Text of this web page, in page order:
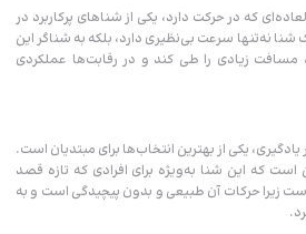
که در حرکت دارد، یکی از شناهای پرکاربرد در
نه‌تنها سرعت بی‌نظیری دارد، بلکه به شناگر این
مسافت زیادی را طی کند و در رقابت‌ها عملکردی
یکی از بهترین انتخاب‌ها برای مبتدیان است.
است که این شنا به‌ویژه برای افرادی که تازه قصد
زیرا حرکات آن طبیعی و بدون پیچیدگی است و به